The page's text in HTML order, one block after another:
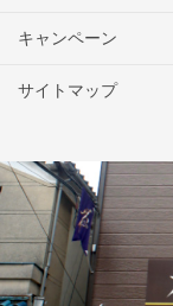
キャンペーン
サイトマップ